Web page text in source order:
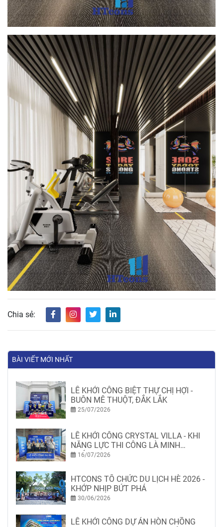
Chia sẻ:
BÀI VIẾT MỚI NHẤT
LỄ KHỞI CÔNG BIỆT THỰ CHỊ HỢI -
BUÔN MÊ THUỘT, ĐẮK LẮK
25/07/2026
LỄ KHỞI CÔNG CRYSTAL VILLA - KHI
NĂNG LỰC THI CÔNG LÀ MINH
CHỨNG
16/07/2026
HTCONS TỔ CHỨC DU LỊCH HÈ 2026 -
KHỚP NHỊP BỨT PHÁ
30/06/2026
LỄ KHỞI CÔNG DỰ ÁN HÒN CHỒNG